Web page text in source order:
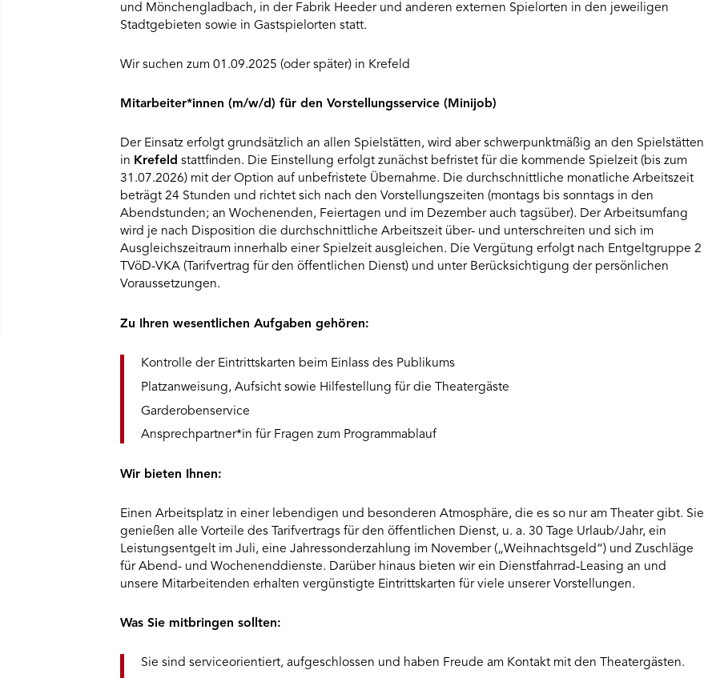
und Mönchengladbach, in der Fabrik Heeder und anderen externen Spielorten in den jeweiligen
Stadtgebieten sowie in Gastspielorten statt.
Wir suchen zum 01.09.2025 (oder später) in Krefeld
Mitarbeiter*innen (m/w/d) für den Vorstellungsservice (Minijob)
Der Einsatz erfolgt grundsätzlich an allen Spielstätten, wird aber schwerpunktmäßig an den Spielstätten
in Krefeld stattfinden. Die Einstellung erfolgt zunächst befristet für die kommende Spielzeit (bis zum
31.07.2026) mit der Option auf unbefristete Übernahme. Die durchschnittliche monatliche Arbeitszeit
beträgt 24 Stunden und richtet sich nach den Vorstellungszeiten (montags bis sonntags in den
Abendstunden; an Wochenenden, Feiertagen und im Dezember auch tagsüber). Der Arbeitsumfang
wird je nach Disposition die durchschnittliche Arbeitszeit über- und unterschreiten und sich im
Ausgleichszeitraum innerhalb einer Spielzeit ausgleichen. Die Vergütung erfolgt nach Entgeltgruppe 2
TVöD-VKA (Tarifvertrag für den öffentlichen Dienst) und unter Berücksichtigung der persönlichen
Voraussetzungen.
Zu Ihren wesentlichen Aufgaben gehören:
Kontrolle der Eintrittskarten beim Einlass des Publikums
Platzanweisung, Aufsicht sowie Hilfestellung für die Theatergäste
Garderobenservice
Ansprechpartner*in für Fragen zum Programmablauf
Wir bieten Ihnen:
Einen Arbeitsplatz in einer lebendigen und besonderen Atmosphäre, die es so nur am Theater gibt. Sie
genießen alle Vorteile des Tarifvertrags für den öffentlichen Dienst, u. a. 30 Tage Urlaub/Jahr, ein
Leistungsentgelt im Juli, eine Jahressonderzahlung im November („Weihnachtsgeld“) und Zuschläge
für Abend- und Wochenenddienste. Darüber hinaus bieten wir ein Dienstfahrrad-Leasing an und
unsere Mitarbeitenden erhalten vergünstigte Eintrittskarten für viele unserer Vorstellungen.
Was Sie mitbringen sollten:
Sie sind serviceorientiert, aufgeschlossen und haben Freude am Kontakt mit den Theatergästen.